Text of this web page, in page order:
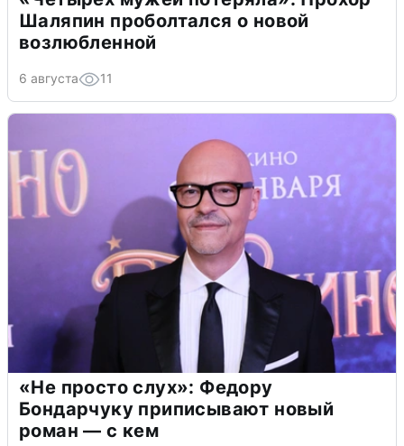
Шаляпин проболтался о новой
возлюбленной
6 августа 11
«Не просто слух»: Федору
Бондарчуку приписывают новый
роман — с кем